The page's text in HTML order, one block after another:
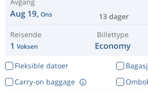
Aug 19, Ons 13 dager
Reisende
1 Voksen
Billettype
Economy
Fleksible datoer
Carry-on baggage